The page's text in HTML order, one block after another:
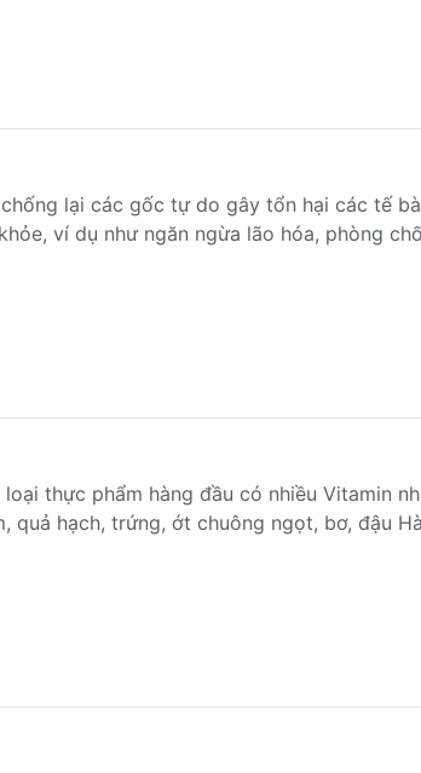
lại các gốc tự do gây tổn hại các tế
ví dụ như ngăn ngừa lão hóa, phòng
thực phẩm hàng đầu có nhiều Vitamin
hạch, trứng, ớt chuông ngọt, bơ, đậu